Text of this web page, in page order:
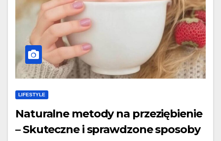
LIFESTYLE
Naturalne metody na przeziębienie
– Skuteczne i sprawdzone sposoby